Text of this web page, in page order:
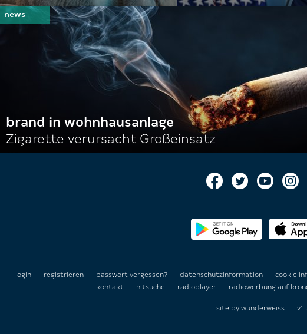
brand in wohnhausanlage
Zigarette verursacht Großeinsatz
login registrieren passwort vergessen? datenschutzinformation cookie
kontakt
hitsuche radioplayer radiowerbung auf
site by wunderweiss